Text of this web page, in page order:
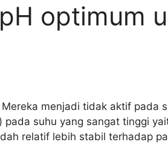
optimum
menjadi tidak aktif pada
suhu yang sangat tinggi
relatif lebih stabil terhadap